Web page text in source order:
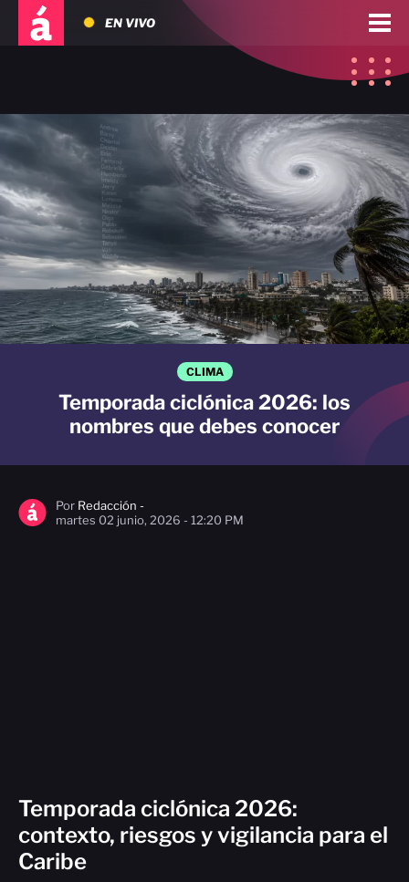
EN VIVO
CLIMA
Temporada ciclónica 2026: los
nombres que debes conocer
Por Redacción -
martes 02 junio, 2026 - 12:20 PM
Temporada ciclónica 2026:
contexto, riesgos y vigilancia para el
Caribe